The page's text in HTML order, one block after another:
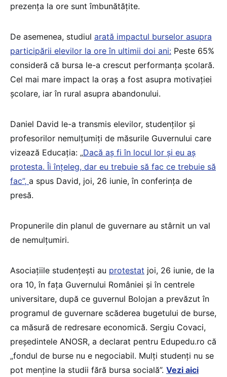
prezența la ore sunt îmbunătățite.
De asemenea, studiul arată impactul burselor asupra
participării elevilor la ore în ultimii doi ani: Peste 65%
consideră că bursa le-a crescut performanța școlară.
Cel mai mare impact la oraș a fost asupra motivației
școlare, iar în rural asupra abandonului.
Daniel David le-a transmis elevilor, studenților și
profesorilor nemulțumiți de măsurile Guvernului care
vizează Educația: „Dacă aș fi în locul lor și eu aș
protesta. Îi înțeleg, dar eu trebuie să fac ce trebuie să
fac”, a spus David, joi, 26 iunie, în conferința de
presă.
Propunerile din planul de guvernare au stârnit un val
de nemulțumiri.
Asociațiile studențești au protestat joi, 26 iunie, de la
ora 10, în fața Guvernului României și în centrele
universitare, după ce guvernul Bolojan a prevăzut în
programul de guvernare scăderea bugetului de burse,
ca măsură de redresare economică. Sergiu Covaci,
președintele ANOSR, a declarat pentru Edupedu.ro că
„fondul de burse nu e negociabil. Mulți studenți nu se
pot menține la studii fără bursa socială”. Vezi aici